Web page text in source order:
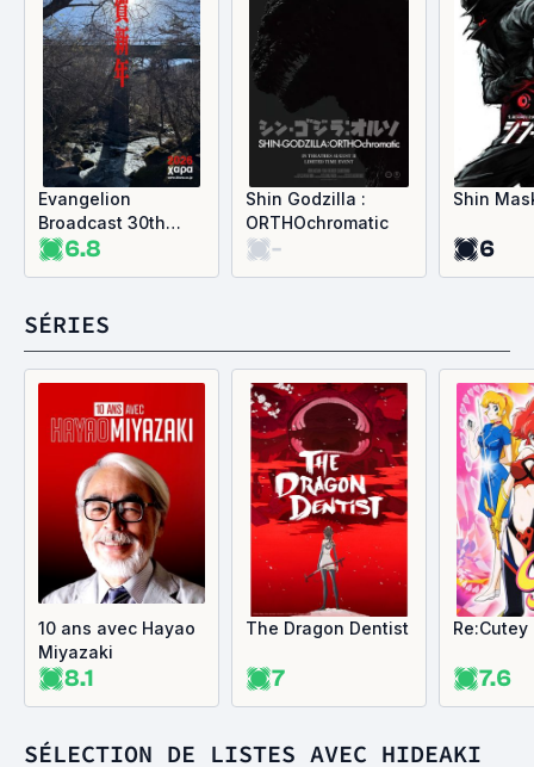
Evangelion
Broadcast 30th
Anniversary Special
6.8
Shin Godzilla :
ORTHOchromatic
-
Shin
6
SÉRIES
10 ans avec Hayao
Miyazaki
8.1
The Dragon Dentist
7
Re:Cutey
7.6
SÉLECTION DE LISTES AVEC HIDEAKI